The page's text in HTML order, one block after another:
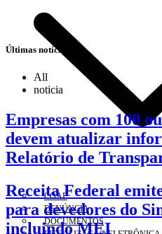
COAF
DENÚNCIA
DOCUMENTOS
Últimas notícias
All
noticia
Empresas com 100
devem atualizar
Relatório de
Receita Federal
para devedores do
incluindo MEI